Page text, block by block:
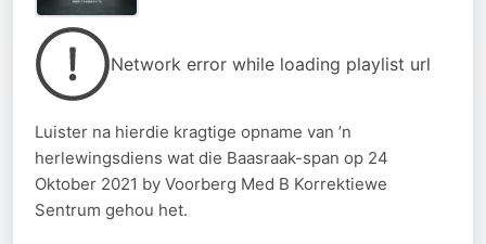
Network error while loading playlist url
Luister na hierdie kragtige opname van ’n
herlewingsdiens wat die Baasraak-span op 24
Oktober 2021 by Voorberg Med B Korrektiewe
Sentrum gehou het.